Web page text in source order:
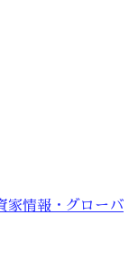
家情報・グローバ